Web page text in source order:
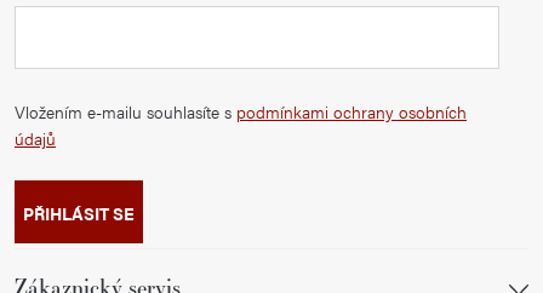
Vložením e-mailu souhlasíte s podmínkami ochrany osobních
údajů
PŘIHLÁSIT SE
Zákaznický servis